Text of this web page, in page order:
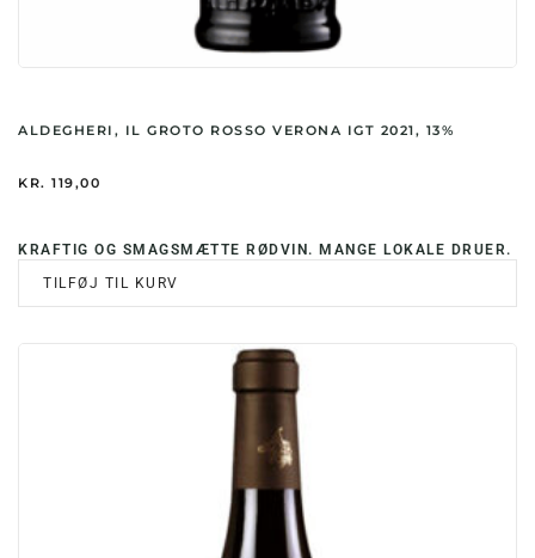
ALDEGHERI, IL GROTO ROSSO VERONA IGT 2021, 13%
KR. 119,00
KRAFTIG OG SMAGSMÆTTE RØDVIN. MANGE LOKALE DRUER.
TILFØJ TIL KURV